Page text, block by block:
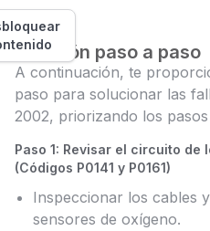
Solución paso a paso
A continuación, te
paso para solucionar las
2002, priorizando los
Paso 1: Revisar el circuito de
(Códigos P0141 y P0161)
Inspeccionar los cables
sensores de oxígeno.